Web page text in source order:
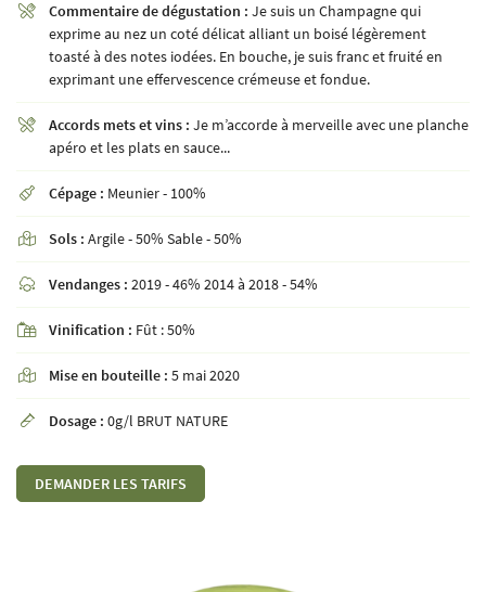
 Recopier le code ci-contre
Rafraîchir le captcha
En cochant cette case, vous consentez à recevoir nos propositions commerciales à l'adresse
formulaire de désinscription
INSCRIPTION
 Commentaire de dégustation : Je suis un Champagne qui
exprime au nez un coté délicat alliant un boisé légèrement
toasté à des notes iodées. En bouche, je suis franc et fruité en
exprimant une effervescence crémeuse et fondue.
 Accords mets et vins : Je m’accorde à merveille avec une planche
apéro et les plats en sauce...
 Cépage : Meunier - 100%
 Sols : Argile - 50% Sable - 50%
 Vendanges : 2019 - 46% 2014 à 2018 - 54%
 Vinification : Fût : 50%
 Mise en bouteille : 5 mai 2020
 Dosage : 0g/l BRUT NATURE
DEMANDER LES TARIFS